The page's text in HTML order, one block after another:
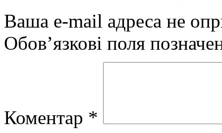
Ваша e-mail адреса не
Обов’язкові поля
Коментар *